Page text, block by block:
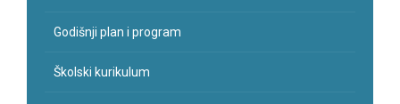
Godišnji plan i program
Školski kurikulum